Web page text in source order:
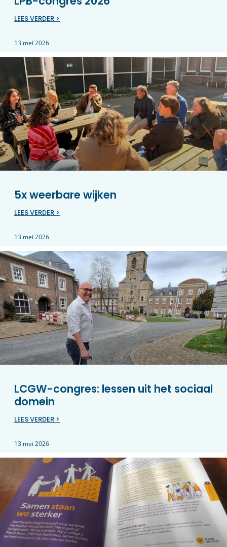
LEES VERDER >
13 mei 2026
5x weerbare wijken
LEES VERDER >
13 mei 2026
LCGW-congres: lessen uit het sociaal
domein
LEES VERDER >
13 mei 2026